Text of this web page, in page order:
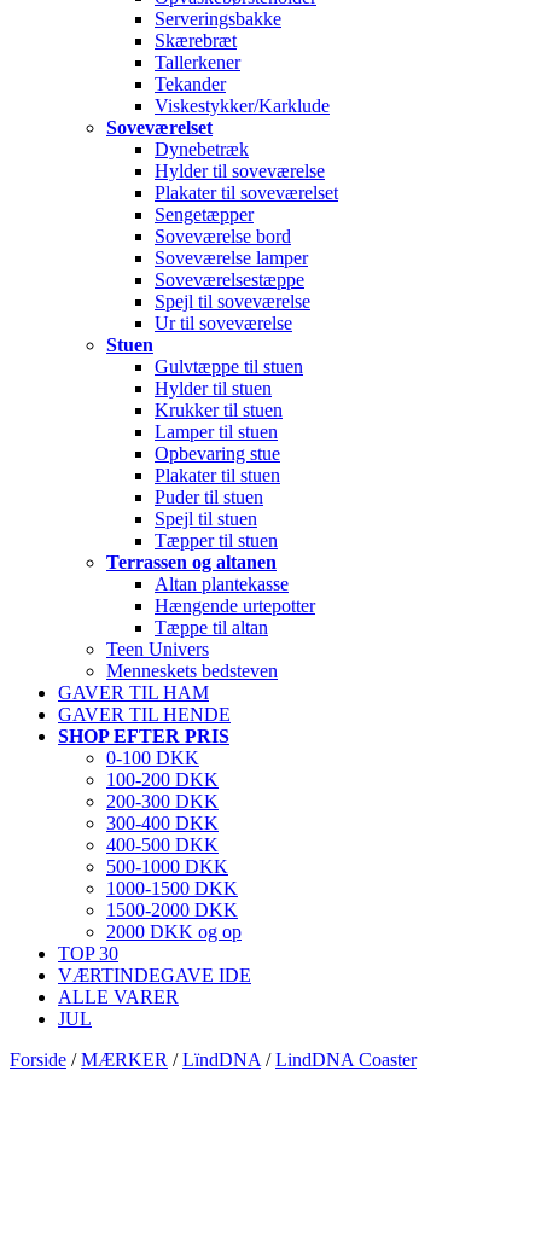
Serveringsbakke
Skærebræt
Tallerkener
Tekander
Viskestykker/Karklude
Soveværelset
Dynebetræk
Hylder til soveværelse
Plakater til soveværelset
Sengetæpper
Soveværelse bord
Soveværelse lamper
Soveværelsestæppe
Spejl til soveværelse
Ur til soveværelse
Stuen
Gulvtæppe til stuen
Hylder til stuen
Krukker til stuen
Lamper til stuen
Opbevaring stue
Plakater til stuen
Puder til stuen
Spejl til stuen
Tæpper til stuen
Terrassen og altanen
Altan plantekasse
Hængende urtepotter
Tæppe til altan
Teen Univers
Menneskets bedsteven
GAVER TIL HAM
GAVER TIL HENDE
SHOP EFTER PRIS
0-100 DKK
100-200 DKK
200-300 DKK
300-400 DKK
400-500 DKK
500-1000 DKK
1000-1500 DKK
1500-2000 DKK
2000 DKK og op
TOP 30
VÆRTINDEGAVE IDE
ALLE VARER
JUL
Forside /MÆRKER /LïndDNA /LindDNA Coaster